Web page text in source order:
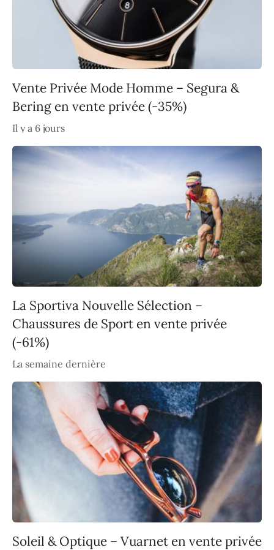
Vente Privée Mode Homme – Segura &
Bering en vente privée (-35%)
Il y a 6 jours
La Sportiva Nouvelle Sélection –
Chaussures de Sport en vente privée
(-61%)
La semaine dernière
Soleil & Optique – Vuarnet en vente privée